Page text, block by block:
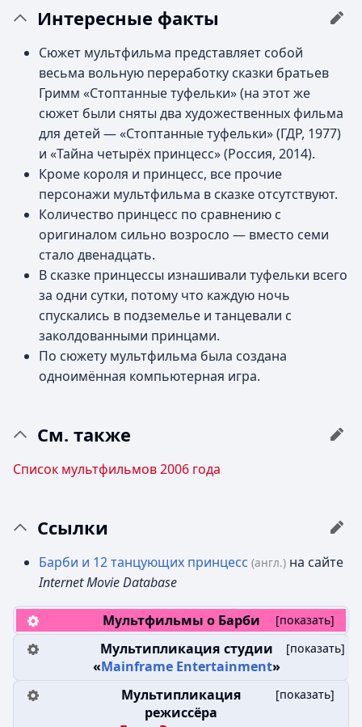
Интересные факты
Сюжет мультфильма представляет собой
весьма вольную переработку сказки братьев
Гримм «Стоптанные туфельки» (на этот же
сюжет были сняты два художественных фильма
для детей — «Стоптанные туфельки» (ГДР, 1977)
и «Тайна четырёх принцесс» (Россия, 2014).
Кроме короля и принцесс, все прочие
персонажи мультфильма в сказке отсутствуют.
Количество принцесс по сравнению с
оригиналом сильно возросло — вместо семи
стало двенадцать.
В сказке принцессы изнашивали туфельки всего
за одни сутки, потому что каждую ночь
спускались в подземелье и танцевали с
заколдованными принцами.
По сюжету мультфильма была создана
одноимённая компьютерная игра.
См. также
Список мультфильмов 2006 года
Ссылки
Барби и 12 танцующих принцесс (англ.) на сайте
Internet Movie Database
[показать]
Мультфильмы о Барби
[показать]
Мультипликация студии
«Mainframe Entertainment»
[показать]
Мультипликация
режиссёра